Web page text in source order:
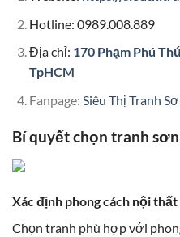
Hotline: 0989.008.889
Địa chỉ: 170 Phạm Phú
TpHCM
Fanpage: Siêu Thị Tranh
Bí quyết chọn tranh
Xác định phong cách nội thất
Chọn tranh phù hợp với